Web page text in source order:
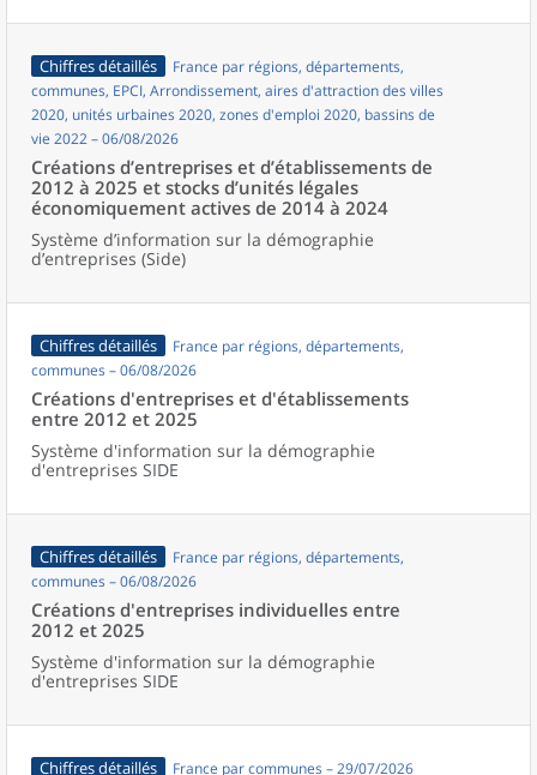
Chiffres détaillés
France par régions, départements,
communes, EPCI, Arrondissement, aires d'attraction des villes
2020, unités urbaines 2020, zones d'emploi 2020, bassins de
vie 2022 – 06/08/2026
Créations d’entreprises et d’établissements de
2012 à 2025 et stocks d’unités légales
économiquement actives de 2014 à 2024
Système d’information sur la démographie
d’entreprises (Side)
Chiffres détaillés
France par régions, départements,
communes – 06/08/2026
Créations d'entreprises et d'établissements
entre 2012 et 2025
Système d'information sur la démographie
d'entreprises SIDE
Chiffres détaillés
France par régions, départements,
communes – 06/08/2026
Créations d'entreprises individuelles entre
2012 et 2025
Système d'information sur la démographie
d'entreprises SIDE
Chiffres détaillés France par communes – 29/07/2026